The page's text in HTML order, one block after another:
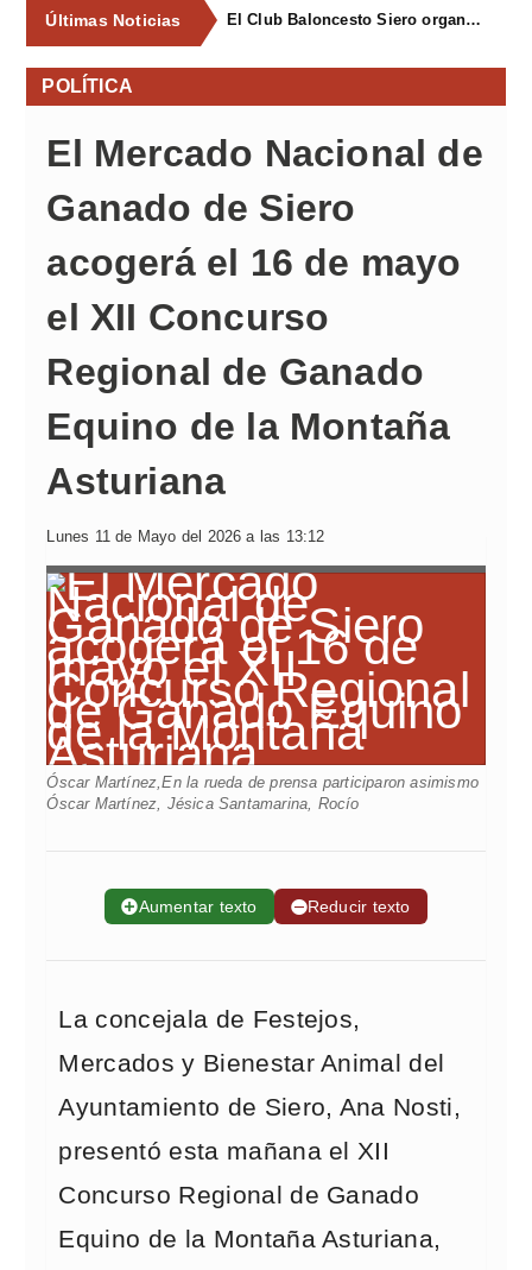
Últimas Noticias El Club Baloncesto Siero organizará su primer campus para niños del 1 al 4 de septiembre en Pola de Siero
POLÍTICA
El Mercado Nacional de
Ganado de Siero
acogerá el 16 de mayo
el XII Concurso
Regional de Ganado
Equino de la Montaña
Asturiana
Lunes 11 de Mayo del 2026 a las 13:12
Óscar Martínez,En la rueda de prensa participaron asimismo
Óscar Martínez, Jésica Santamarina, Rocío
➕Aumentar texto ➖Reducir texto
La concejala de Festejos,
Mercados y Bienestar Animal del
Ayuntamiento de Siero, Ana Nosti,
presentó esta mañana el XII
Concurso Regional de Ganado
Equino de la Montaña Asturiana,